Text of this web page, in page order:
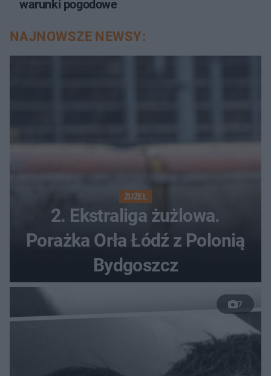
warunki pogodowe
NAJNOWSZE NEWSY:
ŻUŻEL
2. Ekstraliga żużlowa.
Porażka Orła Łódź z Polonią
Bydgoszcz
7